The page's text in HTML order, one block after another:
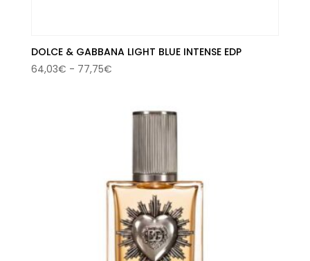
DOLCE & GABBANA LIGHT BLUE INTENSE EDP
64,03€ - 77,75€Rango
desde